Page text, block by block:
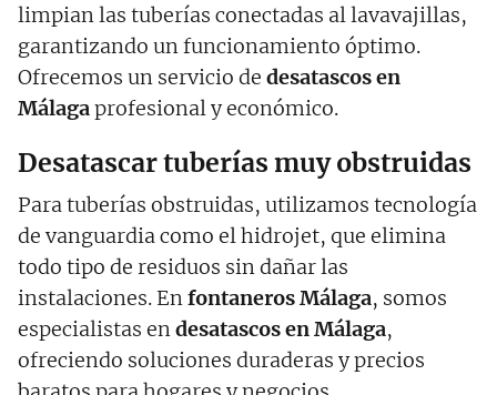
limpian las tuberías conectadas al lavavajillas,
garantizando un funcionamiento óptimo.
Ofrecemos un servicio de desatascos en
Málagaprofesional y económico.
Desatascar tuberías muy obstruidas
Para tuberías obstruidas, utilizamos tecnología
de vanguardia como el hidrojet, que elimina
todo tipo de residuos sin dañar las
instalaciones. Enfontaneros Málaga, somos
especialistas endesatascos en Málaga,
ofreciendo soluciones duraderas y precios